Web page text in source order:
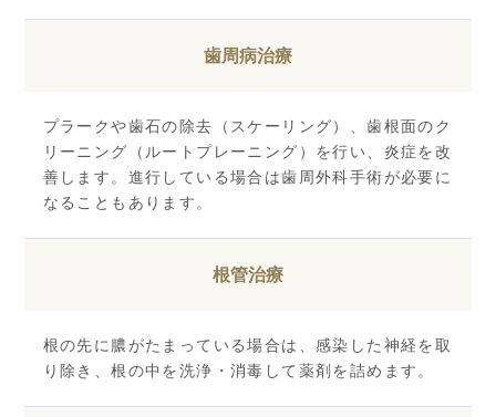
歯周病治療
プラークや歯石の除去（スケーリング）、歯根面のク
リーニング（ルートプレーニング）を行い、炎症を改
善します。進行している場合は歯周外科手術が必要に
なることもあります。
根管治療
根の先に膿がたまっている場合は、感染した神経を取
り除き、根の中を洗浄・消毒して薬剤を詰めます。